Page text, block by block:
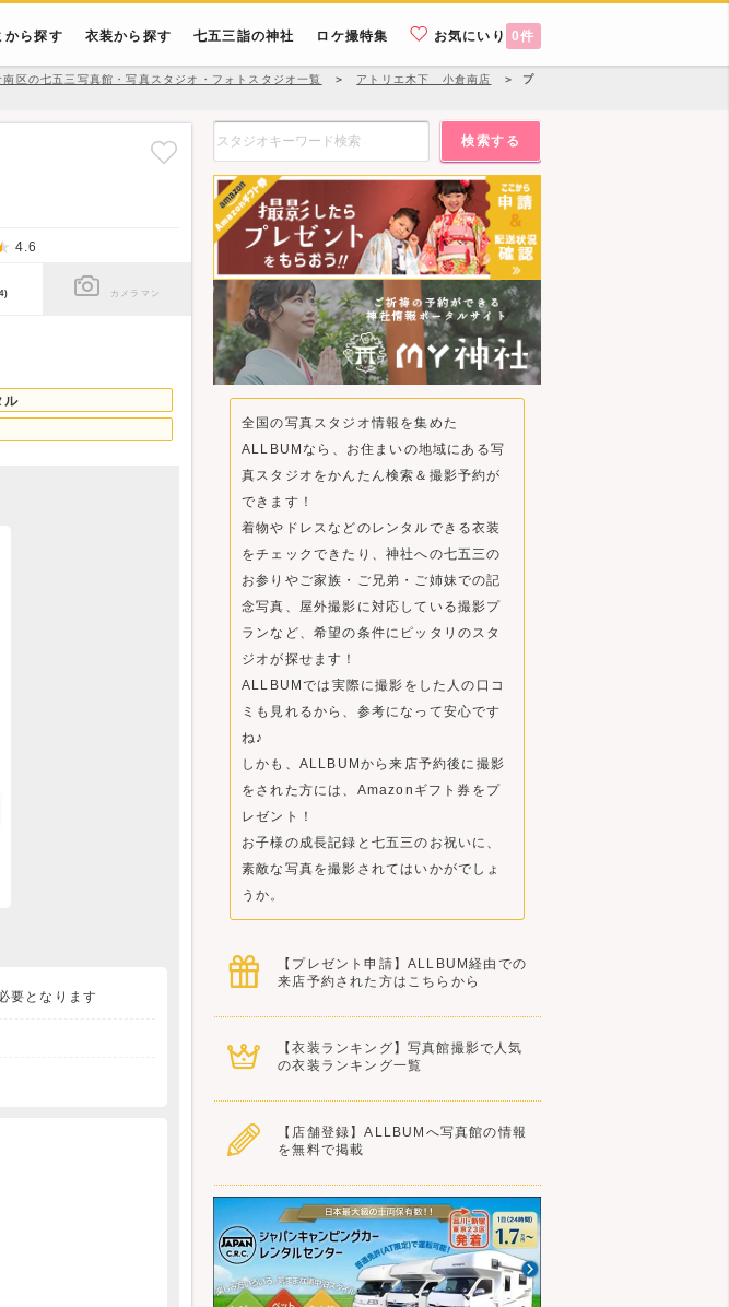
から探す 衣装から探す 七五三詣の神社 ロケ撮特集 お気にいり 0件
南区の七五三写真館・写真スタジオ・フォトスタジオ一覧 ＞ アトリエ木下 小倉南店 ＞
プ
4.6
カメラマン
ル
要となります
検索する
全国の写真スタジオ情報を集めた
ALLBUMなら、お住まいの地域にある写
真スタジオをかんたん検索＆撮影予約が
できます！
着物やドレスなどのレンタルできる衣装
をチェックできたり、神社への七五三の
お参りやご家族・ご兄弟・ご姉妹での記
念写真、屋外撮影に対応している撮影プ
ランなど、希望の条件にピッタリのスタ
ジオが探せます！
ALLBUMでは実際に撮影をした人の口コ
ミも見れるから、参考になって安心です
ね♪
しかも、ALLBUMから来店予約後に撮影
をされた方には、Amazonギフト券をプ
レゼント！
お子様の成長記録と七五三のお祝いに、
素敵な写真を撮影されてはいかがでしょ
うか。
【プレゼント申請】ALLBUM経由での
来店予約された方はこちらから
【衣装ランキング】写真館撮影で人気
の衣装ランキング一覧
【店舗登録】ALLBUMへ写真館の情報
を無料で掲載